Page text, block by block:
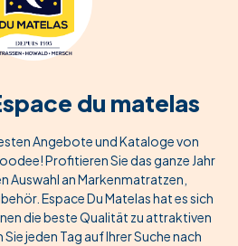
du matelas
Angebote und Kataloge von
Profitieren Sie das ganze Jahr
Auswahl an Markenmatratzen,
Espace Du Matelas hat es sich
die beste Qualität zu attraktiven
jeden Tag auf Ihrer Suche nach